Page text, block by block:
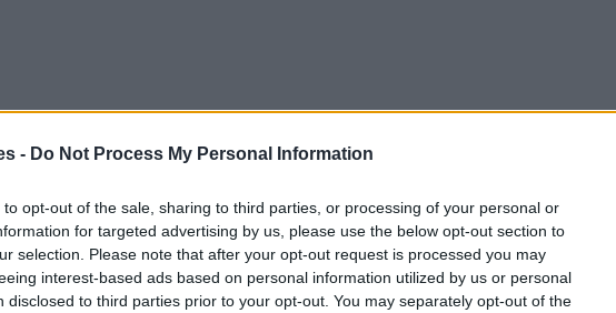
- Do Not Process My Personal Information
to opt-out of the sale, sharing to third parties, or processing of your personal or
for targeted advertising by us, please use the below opt-out section to
selection. Please note that after your opt-out request is processed you may
interest-based ads based on personal information utilized by us or personal
disclosed to third parties prior to your opt-out. You may separately opt-out of the